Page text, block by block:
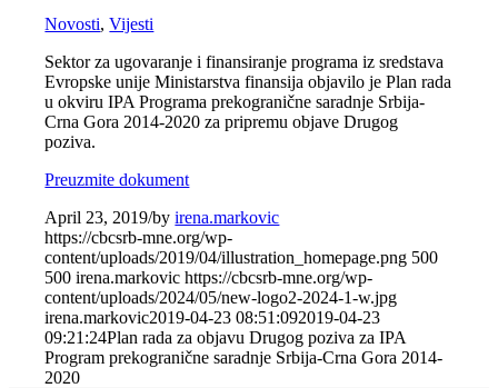
Novosti,Vijesti
Sektor za ugovaranje i finansiranje programa iz sredstava
Evropske unije Ministarstva finansija objavilo je Plan rada
u okviru IPA Programa prekogranične saradnje Srbija-
Crna Gora 2014-2020 za pripremu objave Drugog
poziva.
Preuzmite dokument
April 23, 2019/byirena.markovic
https://cbcsrb-mne.org/wp-
content/uploads/2019/04/illustration_homepage.png 500
500 irena.markovic https://cbcsrb-mne.org/wp-
content/uploads/2024/05/new-logo2-2024-1-w.jpg
irena.markovic2019-04-23 08:51:092019-04-23
09:21:24Plan rada za objavu Drugog poziva za IPA
Program prekogranične saradnje Srbija-Crna Gora 2014-
2020